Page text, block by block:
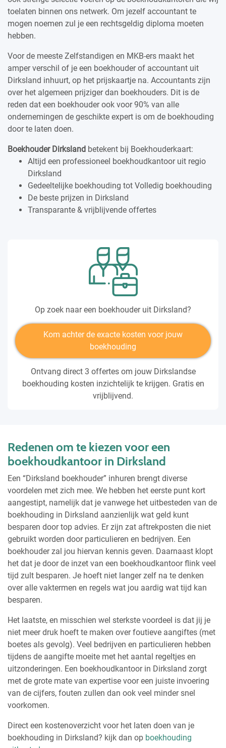
toelaten binnen ons netwerk. Om jezelf accountant te
mogen noemen zul je een rechtsgeldig diploma moeten
hebben.
Voor de meeste Zelfstandigen en MKB-ers maakt het
amper verschil of je een boekhouder of accountant uit
Dirksland inhuurt, op het prijskaartje na. Accountants zijn
over het algemeen prijziger dan boekhouders. Dit is de
reden dat een boekhouder ook voor 90% van alle
ondernemingen de geschikte expert is om de boekhouding
door te laten doen.
Boekhouder Dirksland betekent bij Boekhouderkaart:
Altijd een professioneel boekhoudkantoor uit regio
Dirksland
Gedeeltelijke boekhouding tot Volledig boekhouding
De beste prijzen in Dirksland
Transparante & vrijblijvende offertes
Op zoek naar een boekhouder uit Dirksland?
Kom achter de exacte kosten voor jouw
boekhouding
Ontvang direct 3 offertes om jouw Dirkslandse
boekhouding kosten inzichtelijk te krijgen. Gratis en
vrijblijvend.
Redenen om te kiezen voor een
boekhoudkantoor in Dirksland
Een “Dirksland boekhouder” inhuren brengt diverse
voordelen met zich mee. We hebben het eerste punt kort
aangestipt, namelijk dat je vanwege het uitbesteden van de
boekhouding in Dirksland aanzienlijk wat geld kunt
besparen door top advies. Er zijn zat aftrekposten die niet
gebruikt worden door particulieren en bedrijven. Een
boekhouder zal jou hiervan kennis geven. Daarnaast klopt
het dat je door de inzet van een boekhoudkantoor flink veel
tijd zult besparen. Je hoeft niet langer zelf na te denken
over alle vaktermen en regels wat jou aardig wat tijd kan
besparen.
Het laatste, en misschien wel sterkste voordeel is dat jij je
niet meer druk hoeft te maken over foutieve aangiftes (met
boetes als gevolg). Veel bedrijven en particulieren hebben
tijdens de aangifte moeite met het aantal regeltjes en
uitzonderingen. Een boekhoudkantoor in Dirksland zorgt
met de grote mate van expertise voor een juiste invoering
van de cijfers, fouten zullen dan ook veel minder snel
voorkomen.
Direct een kostenoverzicht voor het laten doen van je
boekhouding in Dirksland? kijk dan op boekhouding